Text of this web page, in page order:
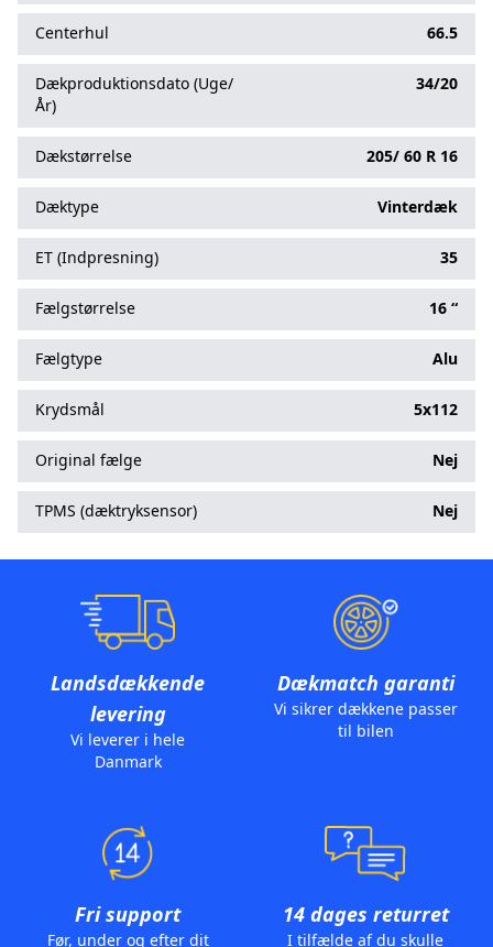
Centerhul 66.5
Dækproduktionsdato (Uge/
År)
34/20
Dækstørrelse 205/ 60 R 16
Dæktype Vinterdæk
ET (Indpresning) 35
Fælgstørrelse 16 “
Fælgtype Alu
Krydsmål 5x112
Original fælge Nej
TPMS (dæktryksensor) Nej
Landsdækkende
levering
Vi leverer i hele
Danmark
Dækmatch garanti
Vi sikrer dækkene passer
til bilen
Fri support
Før, under og efter dit
14 dages returret
I tilfælde af du skulle